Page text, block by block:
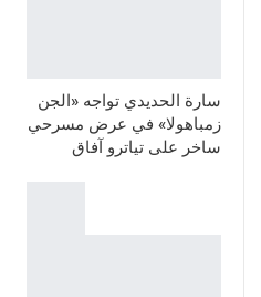
سارة الحديدي تواجه «الجن
زمباهولا» في عرض مسرحي
ساخر على تياترو آفاق